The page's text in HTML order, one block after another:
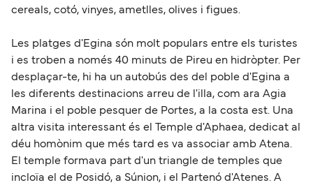
cereals, cotó, vinyes, ametlles, olives i figues.
Les platges d'Egina són molt populars entre els turistes
i es troben a només 40 minuts de Pireu en hidròpter. Per
desplaçar-te, hi ha un autobús des del poble d'Egina a
les diferents destinacions arreu de l'illa, com ara Agia
Marina i el poble pesquer de Portes, a la costa est. Una
altra visita interessant és el Temple d'Aphaea, dedicat al
déu homònim que més tard es va associar amb Atena.
El temple formava part d'un triangle de temples que
incloïa el de Posidó, a Súnion, i el Partenó d'Atenes. A